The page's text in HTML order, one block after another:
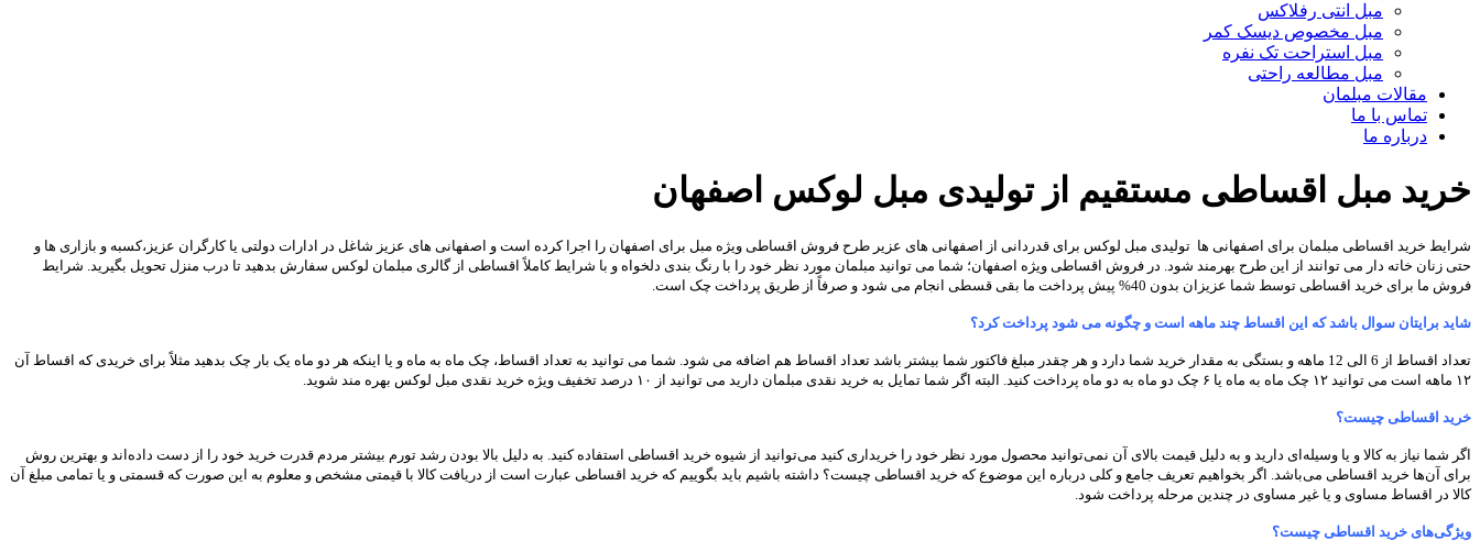
مبل انتی رفلاکس
مبل مخصوص دیسک کمر
مبل استراحت تک نفره
مبل مطالعه راحتی
مقالات مبلمان
تماس با ما
درباره ما
خرید مبل اقساطی مستقیم از تولیدی مبل لوکس اصفهان
شرایط خرید اقساطی مبلمان برای اصفهانی ها تولیدی مبل لوکس برای قدردانی از اصفهانی های عزیر طرح فروش اقساطی ویژه مبل برای اصفهان را اجرا کرده است و اصفهانی های عزیز شاغل در ادارات دولتی یا کارگران عزیز،کسبه و بازاری ها و
حتی زنان خاته دار می توانند از این طرح بهرمند شود. در فروش اقساطی ویژه اصفهان؛ شما می توانید مبلمان مورد نظر خود را با رنگ بندی دلخواه و با شرایط کاملاً اقساطی از گالری مبلمان لوکس سفارش بدهید تا درب منزل تحویل بگیرید. شرایط
فروش ما برای خرید اقساطی توسط شما عزیزان بدون 40% پیش پرداخت ما بقی قسطی انجام می شود و صرفاً از طریق پرداخت چک است.
شاید برایتان سوال باشد که این اقساط چند ماهه است و چگونه می شود پرداخت کرد؟
تعداد اقساط از 6 الی 12 ماهه و بستگی به مقدار خرید شما دارد و هر چقدر مبلغ فاکتور شما بیشتر باشد تعداد اقساط هم اضافه می شود. شما می توانید به تعداد اقساط، چک ماه به ماه و یا اینکه هر دو ماه یک بار چک بدهید مثلاً برای خریدی که اقساط آن
۱۲ ماهه است می توانید ۱۲ چک ماه به ماه یا ۶ چک دو ماه به دو ماه پرداخت کنید. البته اگر شما تمایل به خرید نقدی مبلمان دارید می توانید از ۱۰ درصد تخفیف ویژه خرید نقدی مبل لوکس بهره مند شوید.
خرید اقساطی چیست؟
اگر شما نیاز به کالا و یا وسیله‌ای دارید و به دلیل قیمت بالای آن نمی‌توانید محصول مورد نظر خود را خریداری کنید می‌توانید از شیوه خرید اقساطی استفاده کنید. به دلیل بالا بودن رشد تورم بیشتر مردم قدرت خرید خود را از دست داده‌اند و بهترین روش
برای آن‌ها خرید اقساطی می‌باشد. اگر بخواهیم تعریف جامع و کلی درباره این موضوع که خرید اقساطی چیست؟ داشته باشیم باید بگوییم که خرید اقساطی عبارت است از دریافت کالا با قیمتی مشخص و معلوم به این صورت که قسمتی و یا تمامی مبلغ آن
کالا در اقساط مساوی و یا غیر مساوی در چندین مرحله پرداخت شود.
ویژگی‌های خرید اقساطی چیست؟